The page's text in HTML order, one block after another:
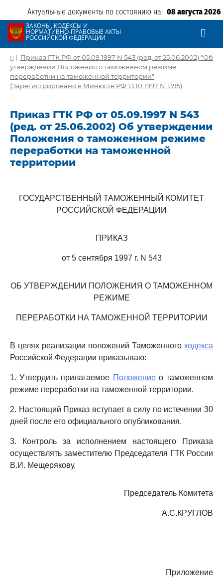
Актуальные документы по состоянию на: 08 августа 2026
ЗАКОНЫ, КОДЕКСЫ И
НОРМАТИВНО-ПРАВОВЫЕ АКТЫ
РОССИЙСКОЙ ФЕДЕРАЦИИ
| Приказ ГТК РФ от 05.09.1997 N 543 (ред. от 25.06.2002) "Об
утверждении Положения о таможенном режиме
переработки на таможенной территории"
(Зарегистрировано в Минюсте РФ 13.10.1997 N 1395)
Приказ ГТК РФ от 05.09.1997 N 543
(ред. от 25.06.2002) Об утверждении
Положения о таможенном режиме
переработки на таможенной
территории
ГОСУДАРСТВЕННЫЙ ТАМОЖЕННЫЙ КОМИТЕТ
РОССИЙСКОЙ ФЕДЕРАЦИИ
ПРИКАЗ
от 5 сентября 1997 г. N 543
ОБ УТВЕРЖДЕНИИ ПОЛОЖЕНИЯ О ТАМОЖЕННОМ
РЕЖИМЕ
ПЕРЕРАБОТКИ НА ТАМОЖЕННОЙ ТЕРРИТОРИИ
В целях реализации положений Таможенного кодекса
Российской Федерации приказываю:
1. Утвердить прилагаемое Положениео таможенном
режиме переработки на таможенной территории.
2. Настоящий Приказ вступает в силу по истечении 30
дней после его официального опубликования.
3. Контроль за исполнением настоящего Приказа
осуществлять заместителю Председателя ГТК России
В.И. Мещерякову.
Председатель Комитета
А.С.КРУГЛОВ
Приложение